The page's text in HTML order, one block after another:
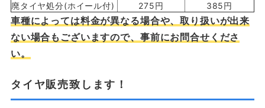
廃タイヤ処分(ホイール付)
275円 385円
車種によっては料金が異なる場合や、取り扱いが出来
ない場合もございますので、事前にお問合せくださ
い。
タイヤ販売致します！